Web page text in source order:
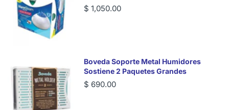
$ 1,050.00
Boveda Soporte Metal Humidores
Sostiene 2 Paquetes Grandes
$ 690.00